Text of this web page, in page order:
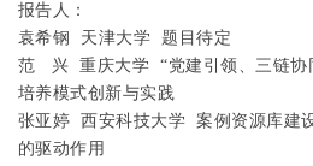
报告人：
袁希钢
天津大学
题目待定
范
兴 重庆大学
“党建引领、三链
培养模式创新与实践
张亚婷
西安科技大学
案例资源库建
的驱动作用